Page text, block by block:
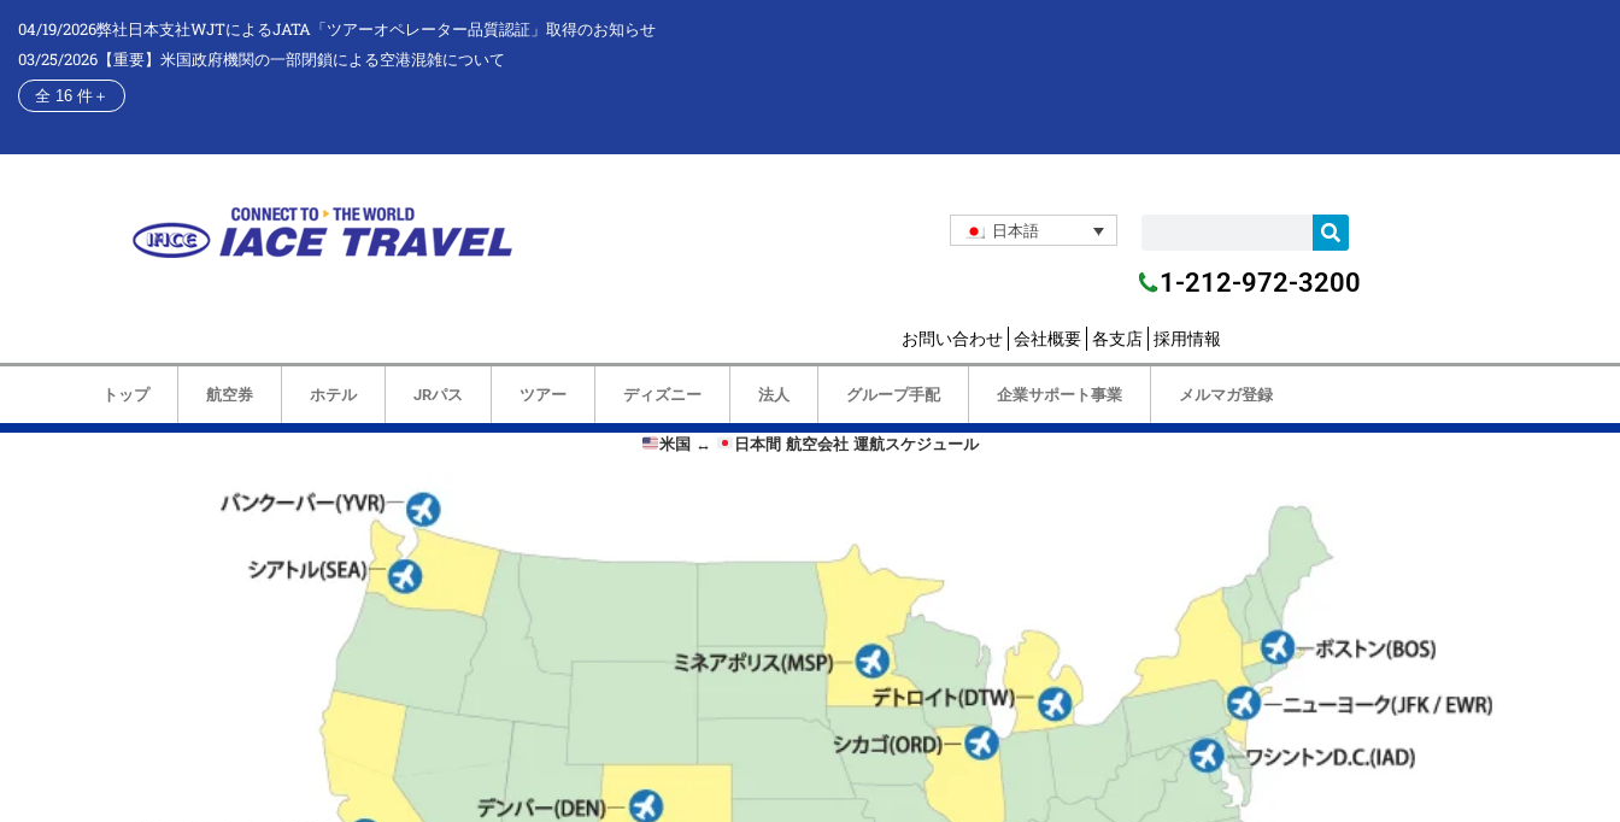
04/19/2026弊社日本支社WJTによるJATA「ツアーオペレーター品質認証」取得のお知らせ
03/25/2026 【重要】米国政府機関の一部閉鎖による空港混雑について
全 16 件＋
日本語
1-212-972-3200
お問い合わせ 会社概要 各支店 採用情報
トップ 航空券 ホテル JRパス ツアー ディズニー 法人 グループ手配 企業サポート事業 メルマガ登録
米国 ↔️ 日本間 航空会社 運航スケジュール